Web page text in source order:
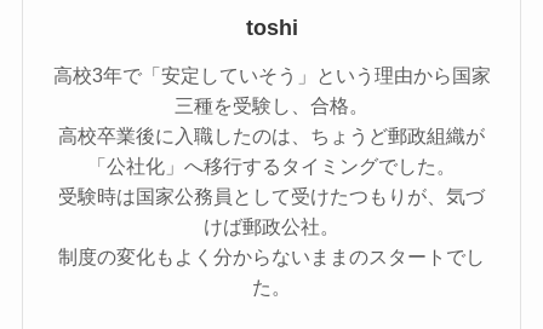
toshi
高校3年で「安定していそう」という理由から国家
三種を受験し、合格。
高校卒業後に入職したのは、ちょうど郵政組織が
「公社化」へ移行するタイミングでした。
受験時は国家公務員として受けたつもりが、気づ
けば郵政公社。
制度の変化もよく分からないままのスタートでし
た。